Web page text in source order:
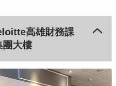
高雄財務課
團大樓